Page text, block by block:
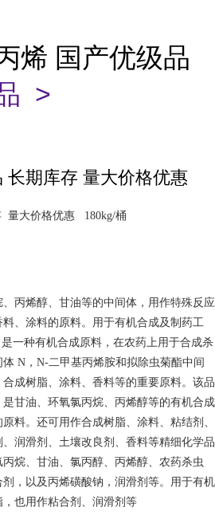
烯 国产优级品
>
长期库存 量大价格优惠
量大价格优惠   180kg/桶
丙烯醇、甘油等的中间体，用作特殊反应
、涂料的原料。用于有机合成及制药工
一种有机合成原料，在农药上用于合成杀
N，N-二甲基丙烯胺和拟除虫菊酯中间
成树脂、涂料、香料等的重要原料。该品
甘油、环氧氯丙烷、丙烯醇等的有机合成
料。还可用作合成树脂、涂料、粘结剂、
润滑剂、土壤改良剂、香料等精细化学品
烷、甘油、氯丙醇、丙烯醇、农药杀虫
，以及丙烯磺酸钠，润滑剂等。用于有机
也用作粘合剂、润滑剂等